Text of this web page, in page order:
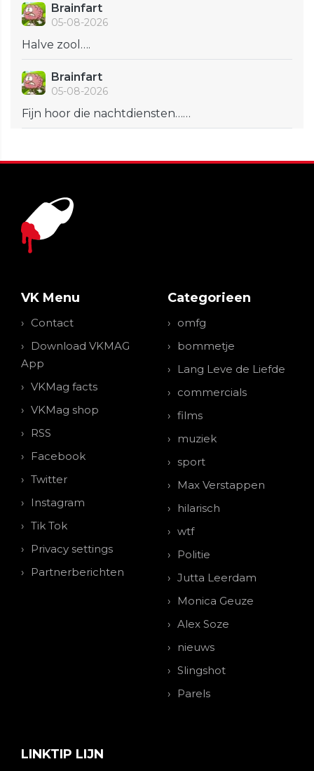
Brainfart
05-08-2026
Halve zool….
Brainfart
05-08-2026
Fijn hoor die nachtdiensten……
VK Menu
Contact
Download VKMAG
App
VKMag facts
VKMag shop
RSS
Facebook
Twitter
Instagram
Tik Tok
Privacy settings
Partnerberichten
Categorieen
omfg
bommetje
Lang Leve de Liefde
commercials
films
muziek
sport
Max Verstappen
hilarisch
wtf
Politie
Jutta Leerdam
Monica Geuze
Alex Soze
nieuws
Slingshot
Parels
LINKTIP LIJN